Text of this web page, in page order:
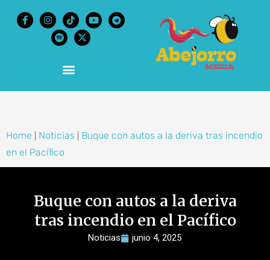
Home Noticias
Buque con autos a la deriva tras incendio
en el Pacífico
Buque con autos a la deriva
tras incendio en el Pacífico
Noticias junio 4, 2025